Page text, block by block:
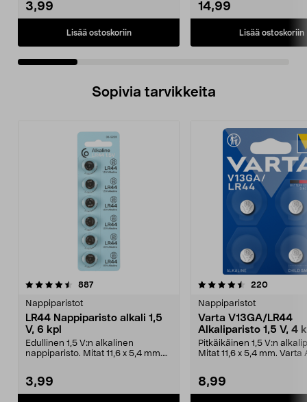
3,99
Lisää ostoskoriin
14,99
Lisää ostoskoriin
Sopivia tarvikkeita
887arvostelut
Nappiparistot
LR44 Nappiparisto alkali 1,5
V, 6 kpl
Edullinen 1,5 V:n alkalinen
nappiparisto. Mitat 11,6 x 5,4 mm.
3,99
4.5viidestä
220arvostelut
Nappiparistot
Varta V13GA/LR44
Alkaliparisto 1,5 V, 4
Pitkäikäinen 1,5 V:n
Mitat 11,6 x 5,4 mm. Varta
8,99
4.5viidestä